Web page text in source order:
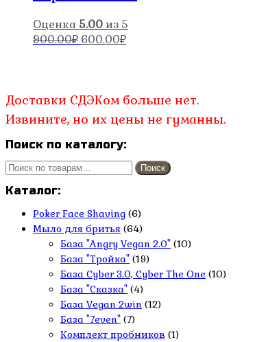
Оценка 5.00 из 5
900.00₽ Первоначальная
600.00₽Текущая
Доставки СДЭКом больше нет.
Извините, но их цены не гуманны.
Поиск по каталогу:
Искать: Поиск
Каталог:
Poker Face Shaving (6)
Мыло для бритья (64)
База "Angry Vegan 2.0" (10)
База "Тройка" (19)
База Cyber 3.0, Cyber The One (10)
База "Сказка" (4)
База Vegan 2win (12)
База "7even" (7)
Комплект пробников (1)